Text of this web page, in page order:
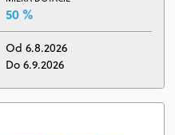
50 %
Od 6.8.2026
Do 6.9.2026